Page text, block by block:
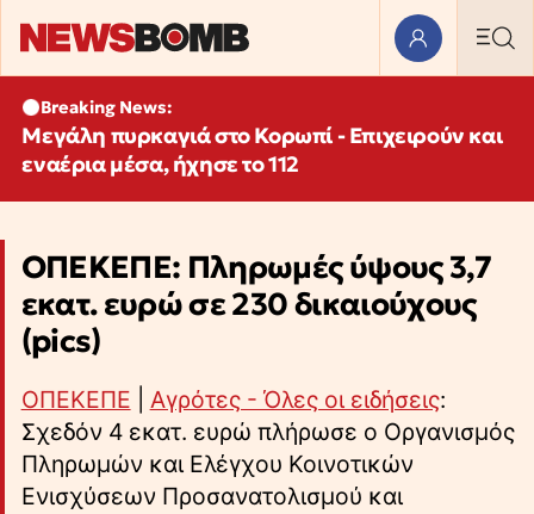
Breaking News:
Μεγάλη πυρκαγιά στο Κορωπί - Επιχειρούν και
εναέρια μέσα, ήχησε το 112
ΟΠΕΚΕΠΕ: Πληρωμές ύψους 3,7
εκατ. ευρώ σε 230 δικαιούχους
(pics)
ΟΠΕΚΕΠΕ Αγρότες - Όλες οι ειδήσεις:
Σχεδόν 4 εκατ. ευρώ πλήρωσε ο Οργανισμός
Πληρωμών και Ελέγχου Κοινοτικών
Ενισχύσεων Προσανατολισμού και